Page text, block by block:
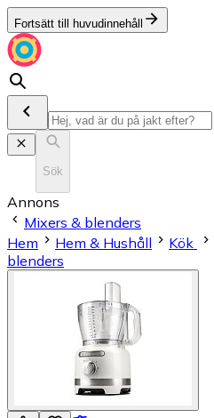
Fortsätt till huvudinnehåll
Sök
Annons
Mixers & blenders
Hem
Hem & Hushåll Kök
blenders